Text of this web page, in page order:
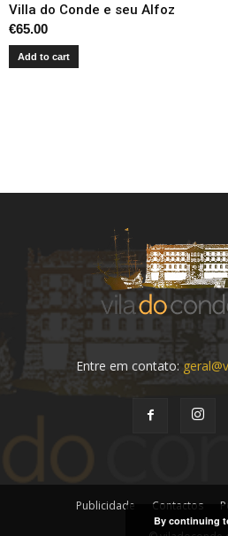
Villa do Conde e seu Alfoz
€65.00
Add to cart
Entre em contato:
Publicidade Contactos
By continuing